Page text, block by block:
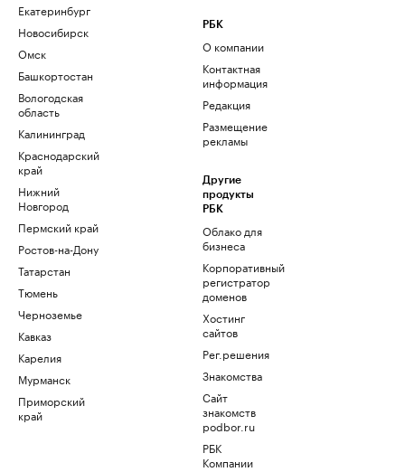
Екатеринбург
Новосибирск
Омск
Башкортостан
Вологодская
область
Калининград
Краснодарский
край
Нижний
Новгород
Пермский край
Ростов-на-Дону
Татарстан
Тюмень
Черноземье
Кавказ
Карелия
Мурманск
Приморский
край
РБК
О компании
Контактная
информация
Редакция
Размещение
рекламы
Другие
продукты
РБК
Облако для
бизнеса
Корпоративный
регистратор
доменов
Хостинг
сайтов
Рег.решения
Знакомства
Сайт
знакомств
podbor.ru
РБК
Компании